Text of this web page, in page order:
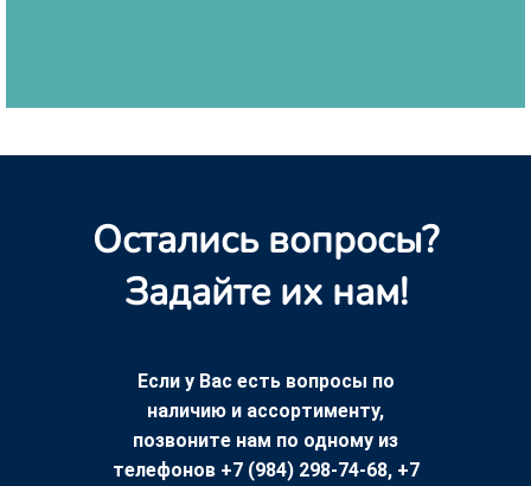
Остались вопросы?
Задайте их нам!
Если у Вас есть вопросы по
наличию и ассортименту,
позвоните нам по одному из
телефонов +7 (984) 298-74-68, +7